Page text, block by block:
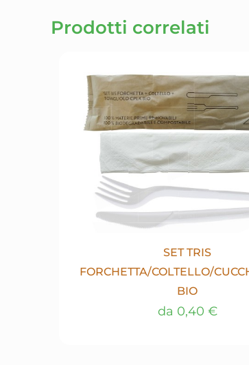
Prodotti correlati
SET TRIS
FORCHETTA/COLTELLO/
BIO
da 0,40 €